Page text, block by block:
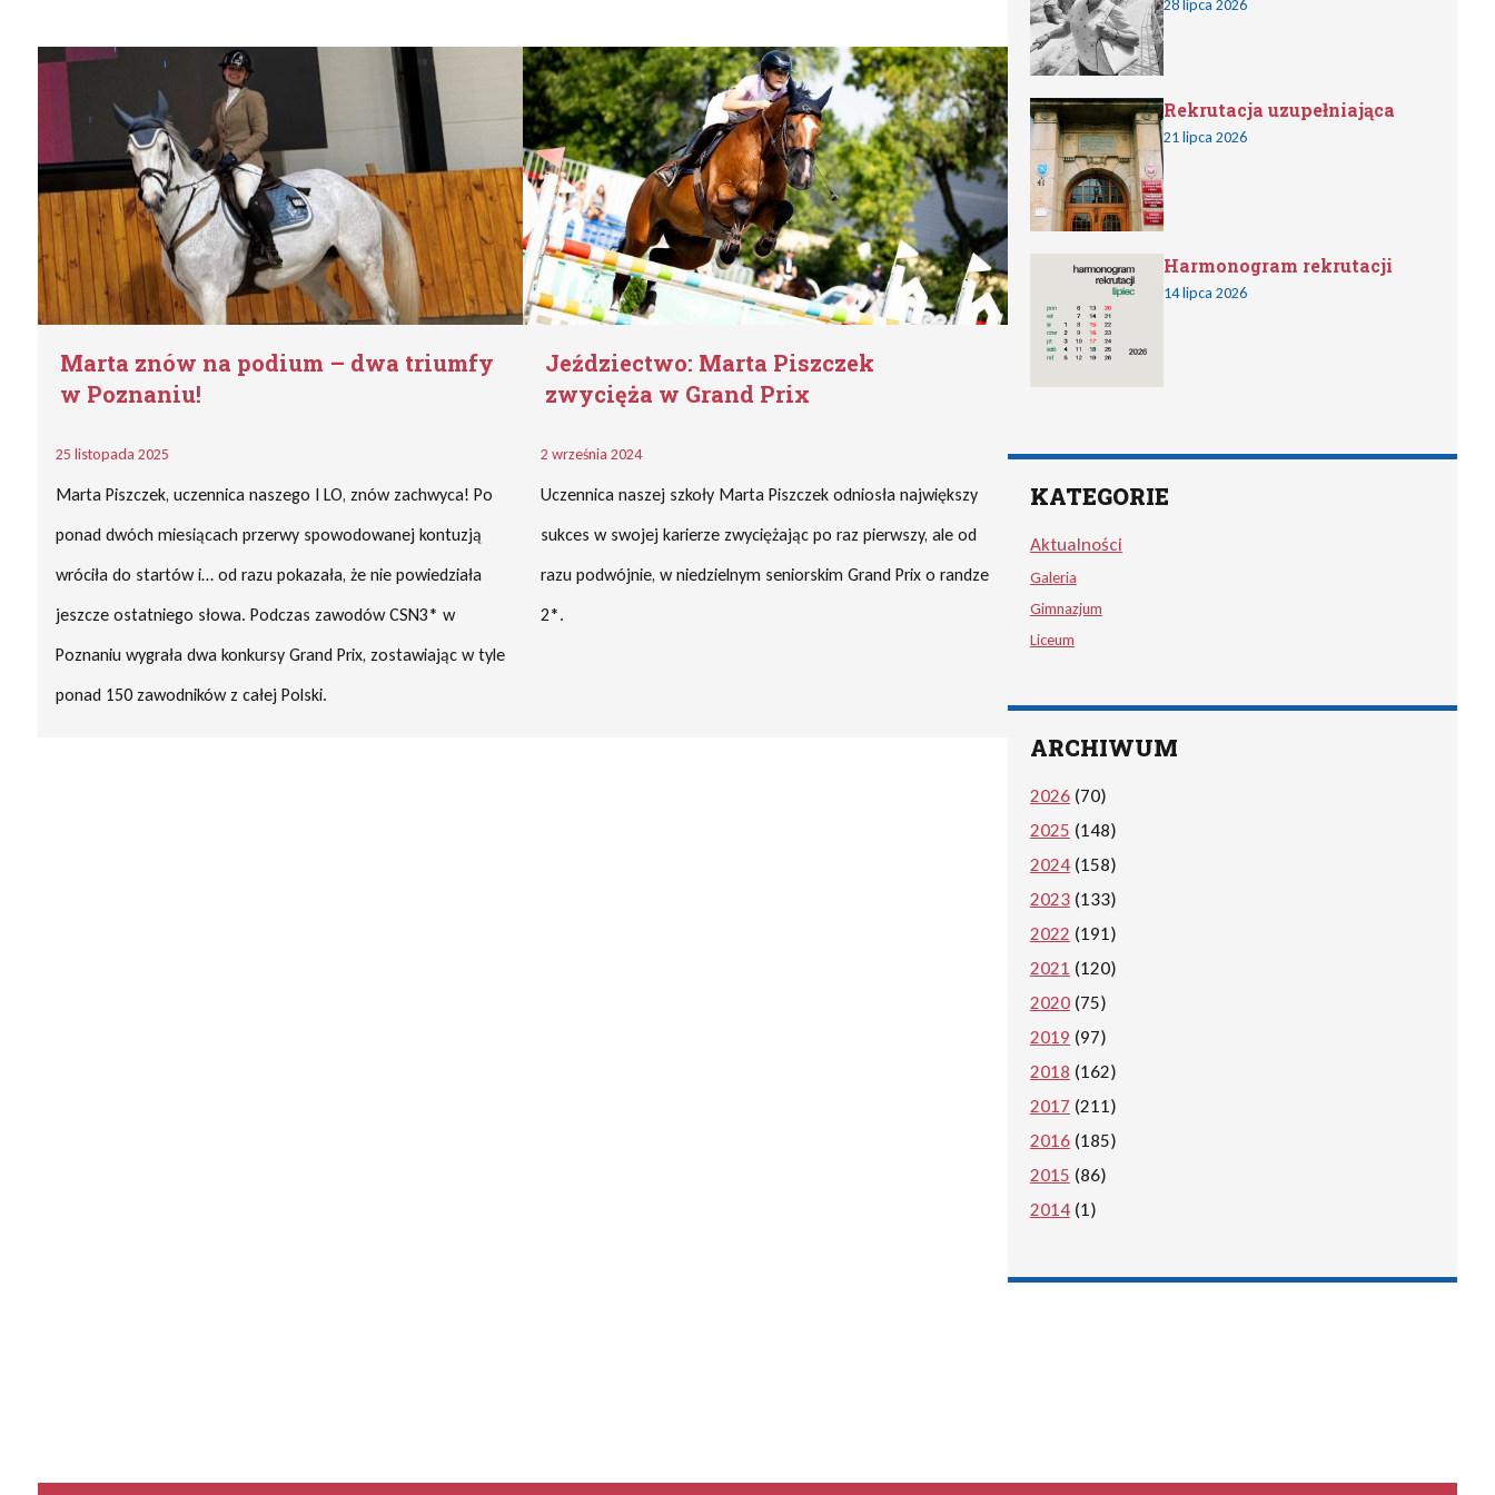
Marta znów na podium – dwa triumfy
w Poznaniu!
25 listopada 2025
Marta Piszczek, uczennica naszego I LO, znów zachwyca! Po
ponad dwóch miesiącach przerwy spowodowanej kontuzją
wróciła do startów i… od razu pokazała, że nie powiedziała
jeszcze ostatniego słowa. Podczas zawodów CSN3* w
Poznaniu wygrała dwa konkursy Grand Prix, zostawiając w tyle
ponad 150 zawodników z całej Polski.
Jeździectwo: Marta Piszczek
zwycięża w Grand Prix
2 września 2024
Uczennica naszej szkoły Marta Piszczek odniosła największy
sukces w swojej karierze zwyciężając po raz pierwszy, ale od
razu podwójnie, w niedzielnym seniorskim Grand Prix o randze
2*.
28 lipca 2026
Rekrutacja uzupełniająca
21 lipca 2026
Harmonogram rekrutacji
14 lipca 2026
KATEGORIE
Aktualności
Galeria
Gimnazjum
Liceum
ARCHIWUM
2026(70)
2025 (148)
2024(158)
2023(133)
2022 (191)
2021 (120)
2020(75)
2019 (97)
2018 (162)
2017 (211)
2016(185)
2015 (86)
2014(1)